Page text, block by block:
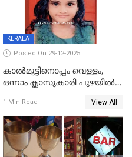
KERALA
Posted On 29-12-2025
കാൽമുട്ടിനൊപ്പം വെള്ളം,
ഒന്നാം ക്ലാസുകാരി പുഴയിൽ
കുട്ടികൾക്കൊപ്പം
കളിക്കുന്നതിനിടെ
1 Min Read View All